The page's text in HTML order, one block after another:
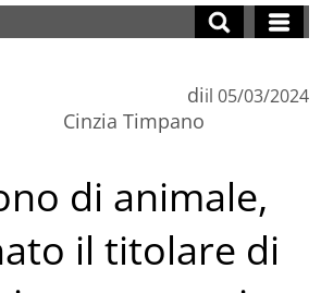
di
Cinzia Timpano
il 05/03/2024
di animale,
il titolare di